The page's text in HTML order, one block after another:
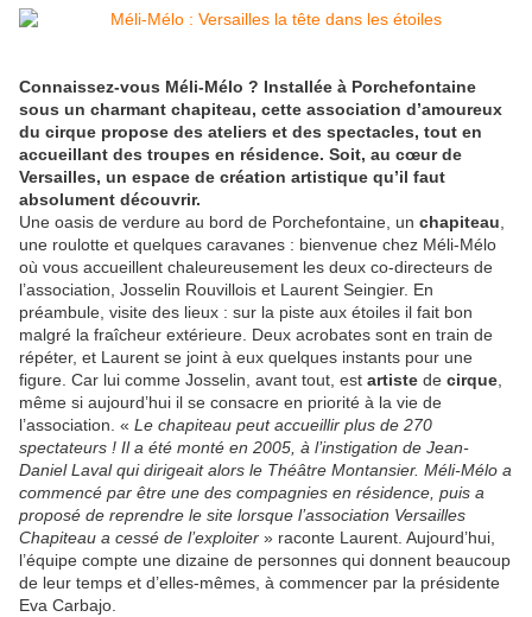
Connaissez-vous Méli-Mélo ? Installée à Porchefontaine
sous un charmant chapiteau, cette association d’amoureux
du cirque propose des ateliers et des spectacles, tout en
accueillant des troupes en résidence. Soit, au cœur de
Versailles, un espace de création artistique qu’il faut
absolument découvrir.
Une oasis de verdure au bord de Porchefontaine, un chapiteau
une roulotte et quelques caravanes : bienvenue chez Méli-Mélo
où vous accueillent chaleureusement les deux co-directeurs de
l’association, Josselin Rouvillois et Laurent Seingier. En
préambule, visite des lieux : sur la piste aux étoiles il fait bon
malgré la fraîcheur extérieure. Deux acrobates sont en train de
répéter, et Laurent se joint à eux quelques instants pour une
figure. Car lui comme Josselin, avant tout, est artiste de cirque
même si aujourd’hui il se consacre en priorité à la vie de
l’association. « Le chapiteau peut accueillir plus de 270
spectateurs ! Il a été monté en 2005, à l’instigation de Jean-
Daniel Laval qui dirigeait alors le Théâtre Montansier. Méli-Mélo a
commencé par être une des compagnies en résidence, puis a
proposé de reprendre le site lorsque l’association Versailles
Chapiteau a cessé de l’exploiter » raconte Laurent. Aujourd’hui,
l’équipe compte une dizaine de personnes qui donnent beaucoup
de leur temps et d’elles-mêmes, à commencer par la présidente
Eva Carbajo.